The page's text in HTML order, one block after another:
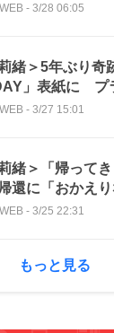
- 3/28 06:05
緒＞5年ぶり
」表紙に プ
- 3/27 15:01
緒＞「帰って
還に「おかえ
- 3/25 22:31
もっと見る